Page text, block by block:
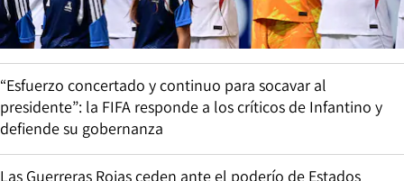
“Esfuerzo concertado y continuo para socavar al
presidente”: la FIFA responde a los críticos de Infantino y
defiende su gobernanza
Las Guerreras Rojas ceden ante el poderío de Estados